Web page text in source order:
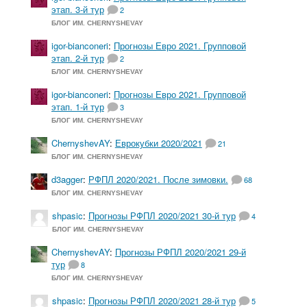
этап. 3-й тур
2
БЛОГ ИМ. CHERNYSHEVAY
igor-bianconeri: Прогнозы Евро 2021. Групповой
этап. 2-й тур
2
БЛОГ ИМ. CHERNYSHEVAY
igor-bianconeri: Прогнозы Евро 2021. Групповой
этап. 1-й тур
3
БЛОГ ИМ. CHERNYSHEVAY
ChernyshevAY: Еврокубки 2020/2021 21
БЛОГ ИМ. CHERNYSHEVAY
d3agger: РФПЛ 2020/2021. После зимовки. 68
БЛОГ ИМ. CHERNYSHEVAY
shpasic: Прогнозы РФПЛ 2020/2021 30-й тур 4
БЛОГ ИМ. CHERNYSHEVAY
ChernyshevAY: Прогнозы РФПЛ 2020/2021 29-й
тур
8
БЛОГ ИМ. CHERNYSHEVAY
shpasic: Прогнозы РФПЛ 2020/2021 28-й тур 5